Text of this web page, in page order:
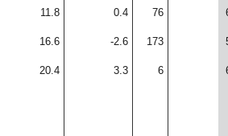
11.8 0.4 76
16.6 -2.6 173
20.4 3.3 6